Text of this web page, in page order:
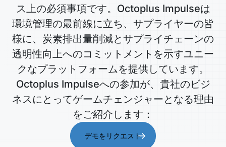
ス上の必須事項です。Octoplus Impulseは
環境管理の最前線に立ち、サプライヤーの皆
様に、炭素排出量削減とサプライチェーンの
透明性向上へのコミットメントを示すユニー
クなプラットフォームを提供しています。
Octoplus Impulseへの参加が、貴社のビジ
ネスにとってゲームチェンジャーとなる理由
をご紹介します：
デモをリクエスト